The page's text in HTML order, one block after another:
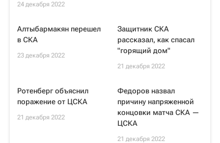
24 декабря 2022
Алтыбармакян перешел
в СКА
23 декабря 2022
Защитник СКА
рассказал, как спасал
"горящий дом"
21 декабря 2022
Ротенберг объяснил
поражение от ЦСКА
21 декабря 2022
Федоров назвал
причину напряженной
концовки матча СКА —
ЦСКА
21 декабря 2022